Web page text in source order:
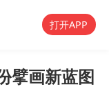
打开APP
擘画新蓝图